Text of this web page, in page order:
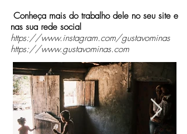
Conheça mais do trabalho dele no seu site e
nas sua rede social
https://www.instagram.com/gustavominas
https://www.gustavominas.com